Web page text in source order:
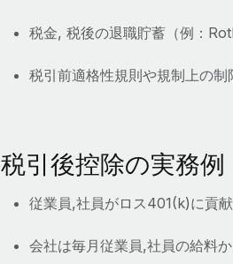
税金, 税後の退職貯蓄（例：
税引前適格性規則や規制上の制
税引後控除の実務例
従業員,社員がロス401(k)に貢
会社は毎月従業員,社員の給料